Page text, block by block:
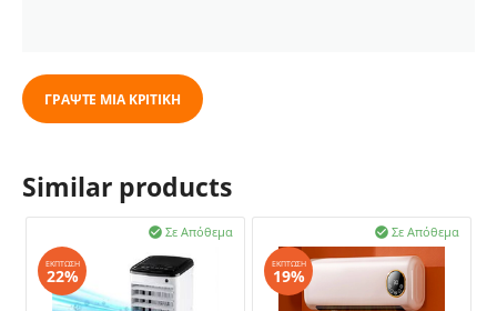
ΓΡΆΨΤΕ ΜΙΑ ΚΡΙΤΙΚΉ
Similar products
Σε Απόθεμα

ΈΚΠΤΩΣΗ
22%
Σε Απόθεμα

ΈΚΠΤΩΣΗ
19%